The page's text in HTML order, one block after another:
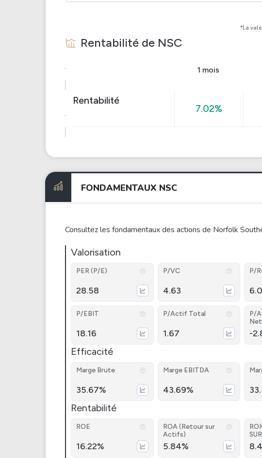
*La
Rentabilité de NSC
1 mois
Rentabilité
7.02%
FONDAMENTAUX NSC
Consultez les fondamentaux des actions de Norfolk
Valorisation
PER (P/E)
28.58
P/VC
4.63
P/
P/EBIT
18.16
P/Actif Total
1.67
P/
Net
-
Efficacité
Marge Brute
35.67%
Marge EBITDA
43.69%
Rentabilité
ROE
16.22%
ROA (Retour sur
Actifs)
5.84%